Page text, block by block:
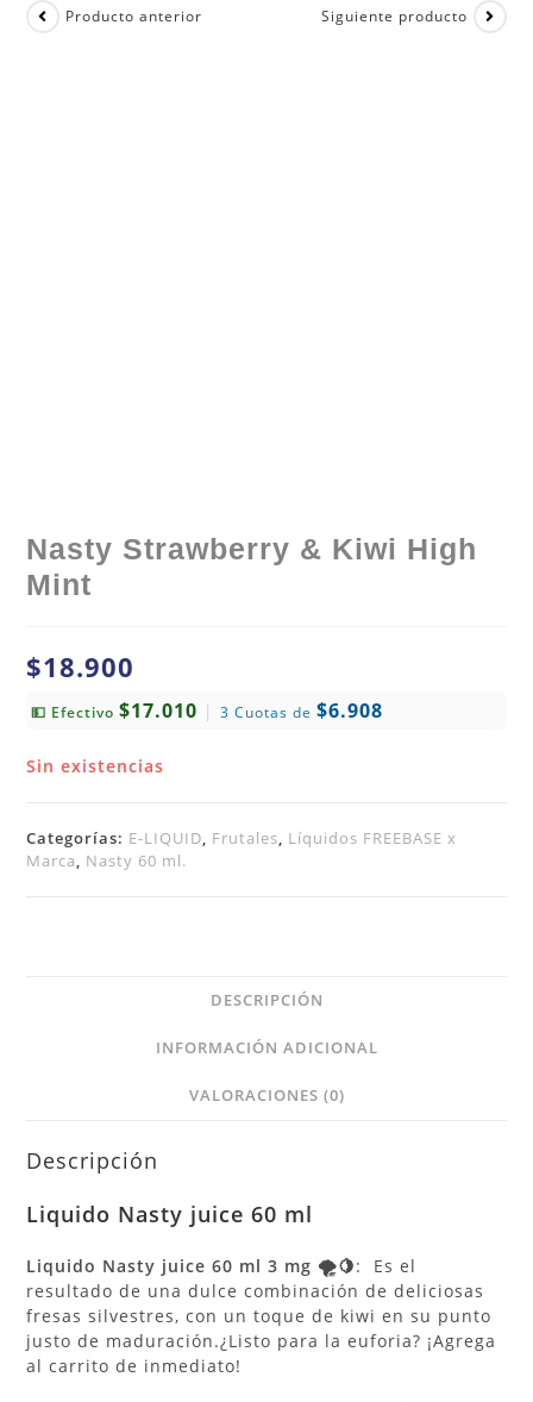
Producto anterior Siguiente producto
Nasty Strawberry & Kiwi High
Mint
$18.900
💵 Efectivo$17.010 | 3 Cuotas de$6.908
Sin existencias
Categorías: E-LIQUID, Frutales, Líquidos FREEBASE x
Marca, Nasty 60 ml.
DESCRIPCIÓN
INFORMACIÓN ADICIONAL
VALORACIONES (0)
Descripción
Liquido Nasty juice 60 ml
Liquido Nasty juice 60 ml 3 mg 🌪️🍋: Es el
resultado de una dulce combinación de deliciosas
fresas silvestres, con un toque de kiwi en su punto
justo de maduración.¿Listo para la euforia? ¡Agrega
al carrito de inmediato!